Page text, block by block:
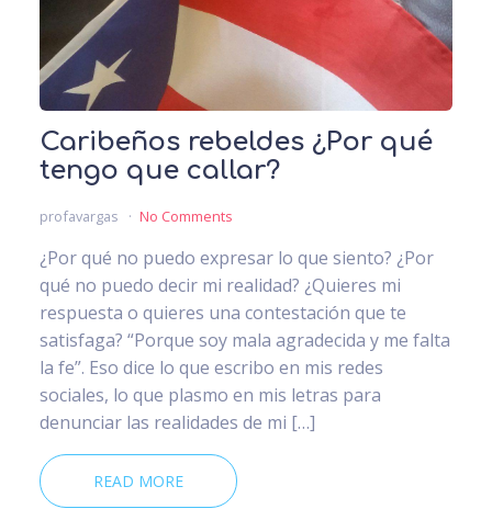
Caribeños rebeldes ¿Por qué
tengo que callar?
profavargas No Comments
¿Por qué no puedo expresar lo que siento? ¿Por
qué no puedo decir mi realidad? ¿Quieres mi
respuesta o quieres una contestación que te
satisfaga? “Porque soy mala agradecida y me falta
la fe”. Eso dice lo que escribo en mis redes
sociales, lo que plasmo en mis letras para
denunciar las realidades de mi […]
READ MORE